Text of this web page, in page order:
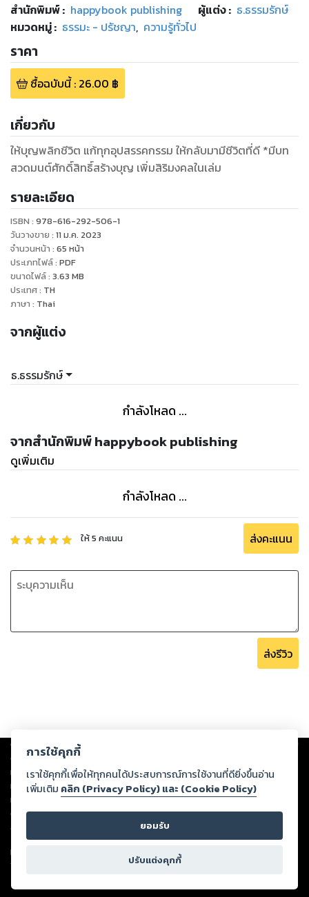
สำนักพิมพ์: happybook publishing ผู้แต่ง : ธ.ธรรมรักษ์
หมวดหมู่: ธรรมะ - ปรัชญา, ความรู้ทั่วไป
ราคา
ซื้อฉบับนี้: 26.00 ฿
เกี่ยวกับ
ให้บุญพลิกชีวิต แก้ทุกอุปสรรคกรรม ให้กลับมามีชีวิตที่ดี *มีบท
สวดมนต์ศักดิ์สิทธิ์สร้างบุญ เพิ่มสิริมงคลในเล่ม
รายละเอียด
ISBN : 978-616-292-506-1
วันวางขาย : 11 ม.ค. 2023
จำนวนหน้า : 65 หน้า
ประเภทไฟล์: PDF
ขนาดไฟล์: 3.63 MB
ประเทศ: TH
ภาษา : Thai
จากผู้แต่ง
ธ.ธรรมรักษ์
กำลังโหลด ...
จากสำนักพิมพ์ happybook publishing
ดูเพิ่มเติม
กำลังโหลด ...
ให้5 คะแนน ส่งคะแนน
ส่งรีวิว
Copyright © 2026
ต่อผลงานหรือเนื้อหาใดที่อัปโหลดผ่านเว็บไซต์และปรากฏว่าละเมิดสิทธิใน
ทรัพย์สินทางปัญญาของบุคคลอื่นหรือขัดต่อกฎหมายและศีลธรรม ดังนั้น ผู้อ่าน
ทุกท่านโปรดใช้วิจารณญาณในการกลั่นกรองด้วยตนเอง และหากท่านพบว่าส่วน
หนึ่งส่วนใดขัดต่อกฎหมายและศีลธรรม กรุณาแจ้งมายังบริษัท เพื่อทีมงานจะได้
ดำเนินการในทันที ทั้งนี้ ทางสตอรี่ล็อกขอสงวนลิขสิทธิ์ตามพระราชบัญญัติ
ลิขสิทธิ์ พ.ศ. 2537 (ฉบับล่าสุด)
For support: member@ookbee.com
Version
การใช้คุกกี้
เราใช้คุกกี้เพื่อให้ทุกคนได้ประสบการณ์การใช้งานที่ดียิ่งขึ้นอ่าน
เพิ่มเติม คลิก (Privacy Policy) และ (Cookie Policy)
ยอมรับ
ปรับแต่งคุกกี้